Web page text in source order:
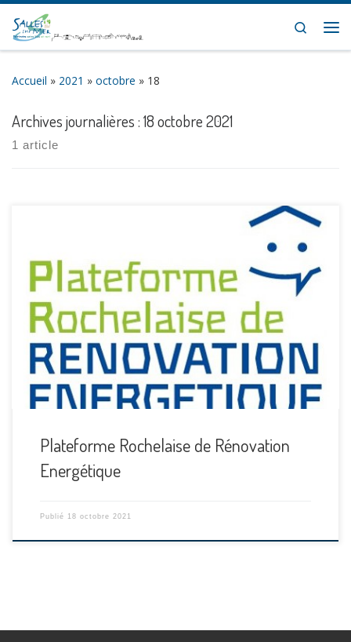
Skip to content
Search
Accueil » 2021 » octobre » 18
Archives journalières :18 octobre 2021
1 article
[…]
Plateforme Rochelaise de Rénovation
Energétique
Publié 18 octobre 2021